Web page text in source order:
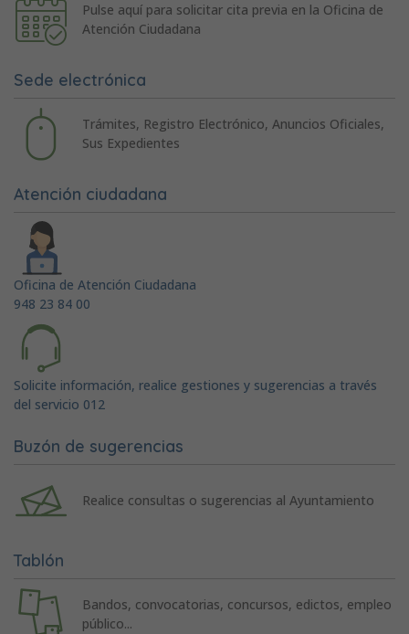
Pulse aquí para solicitar cita previa en la Oficina de
Atención Ciudadana
Sede electrónica
Trámites, Registro Electrónico, Anuncios Oficiales,
Sus Expedientes
Atención ciudadana
Oficina de Atención Ciudadana
948 23 84 00
Solicite información, realice gestiones y sugerencias a través
del servicio 012
Buzón de sugerencias
Realice consultas o sugerencias al Ayuntamiento
Tablón
Bandos, convocatorias, concursos, edictos, empleo
público...